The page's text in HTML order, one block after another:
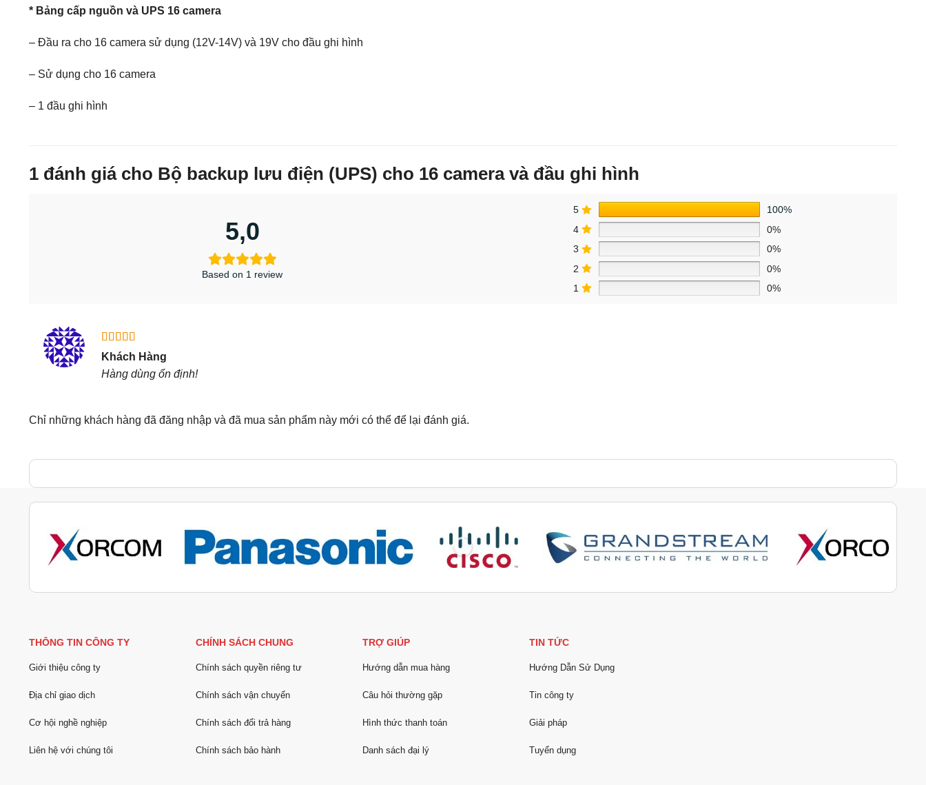
* Bảng cấp nguồn và UPS 16 camera
– Đầu ra cho 16 camera sử dụng (12V-14V) và 19V cho đầu ghi hình
– Sử dụng cho 16 camera
– 1 đầu ghi hình
1 đánh giá cho Bộ backup lưu điện (UPS) cho 16 camera và đầu ghi hình
5,0
Based on 1 review
5
100%
4
0%
3
0%
2
0%
1
0%
Được xếp
hạng55
sao
Khách Hàng
Hàng dùng ổn định!
Chỉ những khách hàng đã đăng nhập và đã mua sản phẩm này mới có thể để lại đánh giá.
THÔNG TIN CÔNG TY
Giới thiệu công ty
Địa chỉ giao dịch
Cơ hội nghề nghiệp
Liên hệ với chúng tôi
CHÍNH SÁCH CHUNG
Chính sách quyền riêng tư
Chính sách vận chuyển
Chính sách đổi trả hàng
Chính sách bảo hành
TRỢ GIÚP
Hướng dẫn mua hàng
Câu hỏi thường gặp
Hình thức thanh toán
Danh sách đại lý
TIN TỨC
Hướng Dẫn Sử Dụng
Tin công ty
Giải pháp
Tuyển dụng